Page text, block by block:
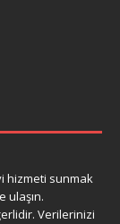
hizmeti sunmak
ulaşın.
Verilerinizi